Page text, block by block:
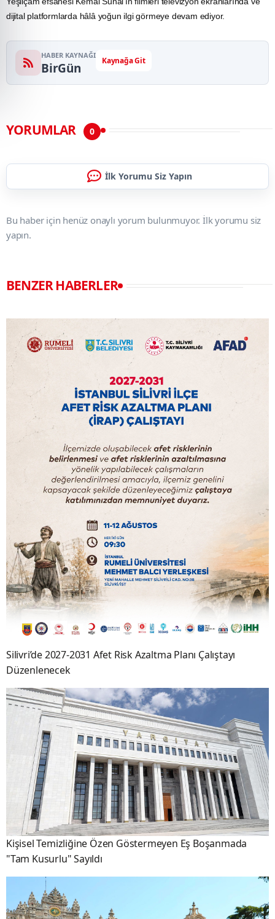
dijital platformlarda hâlâ yoğun ilgi görmeye devam ediyor.
HABER KAYNAĞI
BirGün Kaynağa Git
YORUMLAR 0
İlk Yorumu Siz Yapın
Bu haber için henüz onaylı yorum bulunmuyor. İlk yorumu siz
yapın.
BENZER HABERLER
Silivri’de 2027-2031 Afet Risk Azaltma Planı Çalıştayı
Düzenlenecek
Kişisel Temizliğine Özen Göstermeyen Eş Boşanmada
"Tam Kusurlu" Sayıldı